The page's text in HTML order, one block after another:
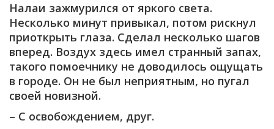
Налаи зажмурился от яркого света.
Несколько минут привыкал, потом рискнул
приоткрыть глаза. Сделал несколько шагов
вперед. Воздух здесь имел странный запах,
такого помоечнику не доводилось ощущать
в городе. Он не был неприятным, но пугал
своей новизной.
– С освобождением, друг.